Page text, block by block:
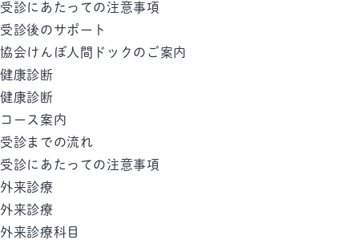
受診にあたっての注意事項
受診後のサポート
協会けんぽ人間ドックのご案内
健康診断
健康診断
コース案内
受診までの流れ
受診にあたっての注意事項
外来診療
外来診療
外来診療科目